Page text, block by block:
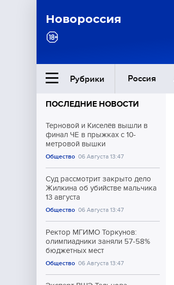
Новороссия
Рубрики Россия
Ближний Восток
Общество
Культура
ПОСЛЕДНИЕ НОВОСТИ
Терновой и Киселёв вышли в
финал ЧЕ в прыжках с 10-
метровой вышки
Общество 06 Августа 13:47
Суд рассмотрит закрыто дело
Жилкина об убийстве мальчика
13 августа
Общество 06 Августа 13:47
Ректор МГИМО Торкунов:
олимпиадники заняли 57-58%
бюджетных мест
Общество 06 Августа 13:47